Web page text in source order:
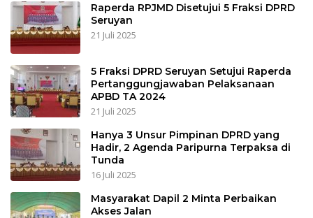
Raperda RPJMD Disetujui 5 Fraksi DPRD
Seruyan
21 Juli 2025
5 Fraksi DPRD Seruyan Setujui Raperda
Pertanggungjawaban Pelaksanaan
APBD TA 2024
21 Juli 2025
Hanya 3 Unsur Pimpinan DPRD yang
Hadir, 2 Agenda Paripurna Terpaksa di
Tunda
16 Juli 2025
Masyarakat Dapil 2 Minta Perbaikan
Akses Jalan